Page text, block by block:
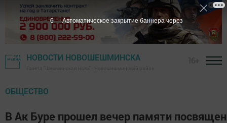
НОВОСТИ НОВОШЕШМИНСКА
ОБЩЕСТВО
В Ак Буре прошел вечер памяти
5 Автоматическое закрытие баннера через